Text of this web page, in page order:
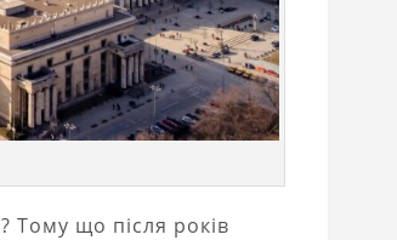
? Тому що після років